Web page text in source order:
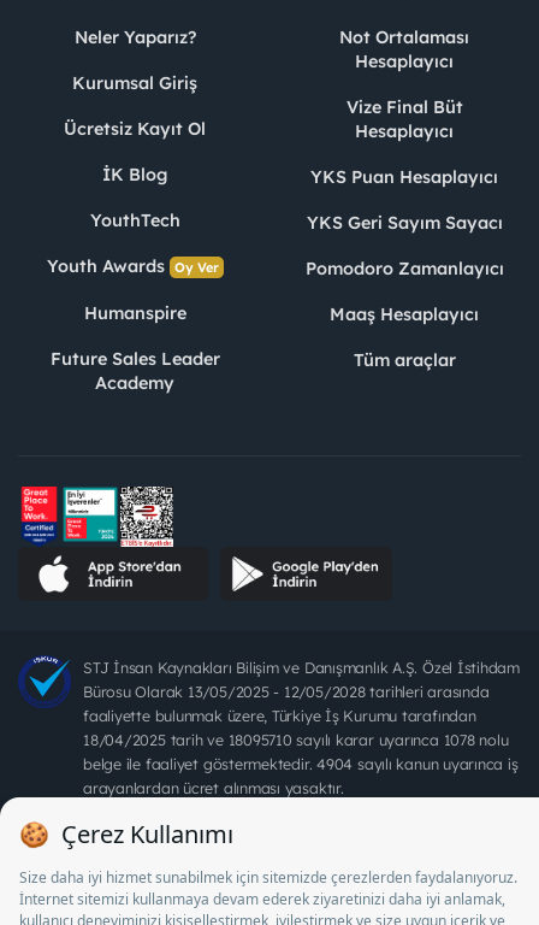
Neler Yaparız?
Kurumsal Giriş
Ücretsiz Kayıt Ol
İK Blog
YouthTech
Youth Awards Oy Ver
Humanspire
Future Sales Leader
Academy
Not Ortalaması
Hesaplayıcı
Vize Final Büt
Hesaplayıcı
YKS Puan Hesaplayıcı
YKS Geri Sayım Sayacı
Pomodoro Zamanlayıcı
Maaş Hesaplayıcı
Tüm araçlar
STJ İnsan Kaynakları Bilişim ve Danışmanlık A.Ş. Özel İstihdam
Bürosu Olarak 13/05/2025 - 12/05/2028 tarihleri arasında
faaliyette bulunmak üzere, Türkiye İş Kurumu tarafından
18/04/2025 tarih ve 18095710 sayılı karar uyarınca 1078 nolu
belge ile faaliyet göstermektedir. 4904 sayılı kanun uyarınca iş
arayanlardan ücret alınması yasaktır.